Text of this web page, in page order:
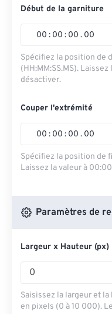
Début de la garniture
00 : 00 : 00 . 00
Spécifiez la position de
(HH:MM:SS.MS).
désactiver.
Couper l'extrémité
00 : 00 : 00 . 00
Spécifiez la position de
Laissez la valeur à
Paramètres de
Largeur x Hauteur (px)
Saisissez la largeur et
en pixels (0 à 10 000).